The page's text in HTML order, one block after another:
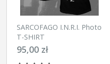
SARCOFAGO I.N.R.I. Photo
T-SHIRT
95,00 zł